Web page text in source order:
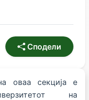
Сподели
оваа секција е
на